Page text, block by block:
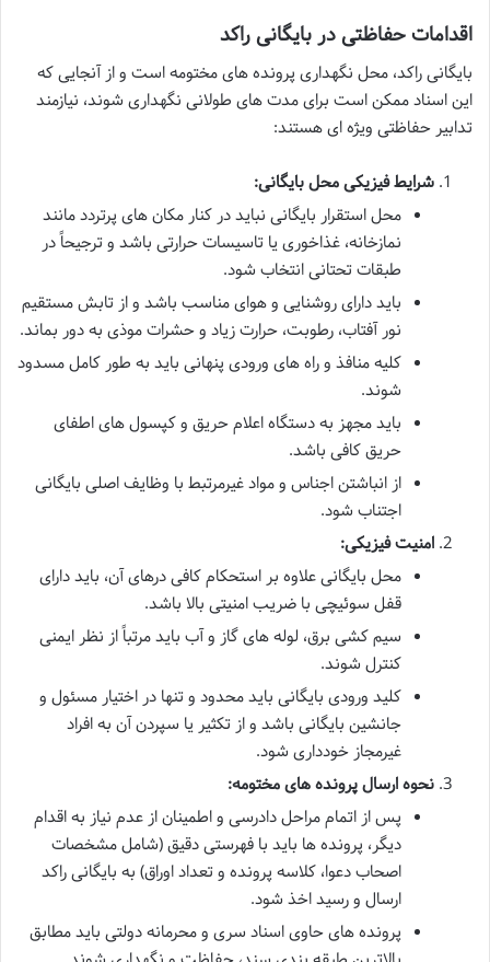
اقدامات حفاظتی در بایگانی راکد
بایگانی راکد، محل نگهداری پرونده های مختومه است و از آنجایی که
این اسناد ممکن است برای مدت های طولانی نگهداری شوند، نیازمند
تدابیر حفاظتی ویژه ای هستند:
شرایط فیزیکی محل بایگانی:
محل استقرار بایگانی نباید در کنار مکان های پرتردد مانند
نمازخانه، غذاخوری یا تاسیسات حرارتی باشد و ترجیحاً در
طبقات تحتانی انتخاب شود.
باید دارای روشنایی و هوای مناسب باشد و از تابش مستقیم
نور آفتاب، رطوبت، حرارت زیاد و حشرات موذی به دور بماند.
کلیه منافذ و راه های ورودی پنهانی باید به طور کامل مسدود
شوند.
باید مجهز به دستگاه اعلام حریق و کپسول های اطفای
حریق کافی باشد.
از انباشتن اجناس و مواد غیرمرتبط با وظایف اصلی بایگانی
اجتناب شود.
امنیت فیزیکی:
محل بایگانی علاوه بر استحکام کافی درهای آن، باید دارای
قفل سوئیچی با ضریب امنیتی بالا باشد.
سیم کشی برق، لوله های گاز و آب باید مرتباً از نظر ایمنی
کنترل شوند.
کلید ورودی بایگانی باید محدود و تنها در اختیار مسئول و
جانشین بایگانی باشد و از تکثیر یا سپردن آن به افراد
غیرمجاز خودداری شود.
نحوه ارسال پرونده های مختومه:
پس از اتمام مراحل دادرسی و اطمینان از عدم نیاز به اقدام
دیگر، پرونده ها باید با فهرستی دقیق (شامل مشخصات
اصحاب دعوا، کلاسه پرونده و تعداد اوراق) به بایگانی راکد
ارسال و رسید اخذ شود.
پرونده های حاوی اسناد سری و محرمانه دولتی باید مطابق